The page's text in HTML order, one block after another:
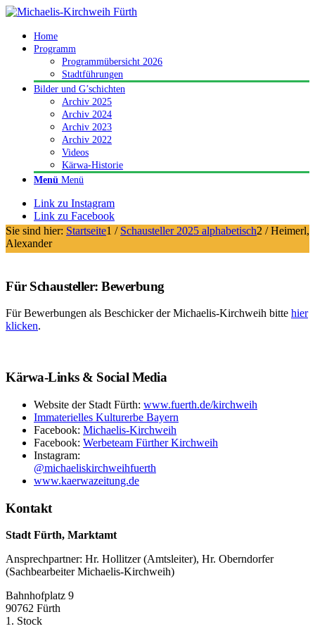
Home
Programm
Programmübersicht 2026
Stadtführungen
Bilder und G’schichten
Archiv 2025
Archiv 2024
Archiv 2023
Archiv 2022
Videos
Kärwa-Historie
Menü Menü
Link zu Instagram
Link zu Facebook
Sie sind hier: Startseite1 / Schausteller 2025 alphabetisch2 / Heimerl,
Alexander
Für Schausteller: Bewerbung
Für Bewerbungen als Beschicker der Michaelis-Kirchweih bitte hier
klicken.
Kärwa-Links & Social Media
Website der Stadt Fürth: www.fuerth.de/kirchweih
Immaterielles Kulturerbe Bayern
Facebook: Michaelis-Kirchweih
Facebook: Werbeteam Fürther Kirchweih
Instagram:
@michaeliskirchweihfuerth
www.kaerwazeitung.de
Kontakt
Stadt Fürth, Marktamt
Ansprechpartner: Hr. Hollitzer (Amtsleiter), Hr. Oberndorfer
(Sachbearbeiter Michaelis-Kirchweih)
Bahnhofplatz 9
90762 Fürth
1. Stock